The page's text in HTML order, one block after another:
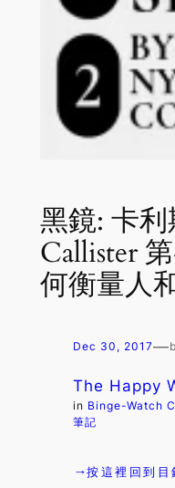
黑鏡: 卡利
Callister
何衡量人
Dec 30, 2017—
The Happy
in Binge-Watch
筆記
→按這裡回到目